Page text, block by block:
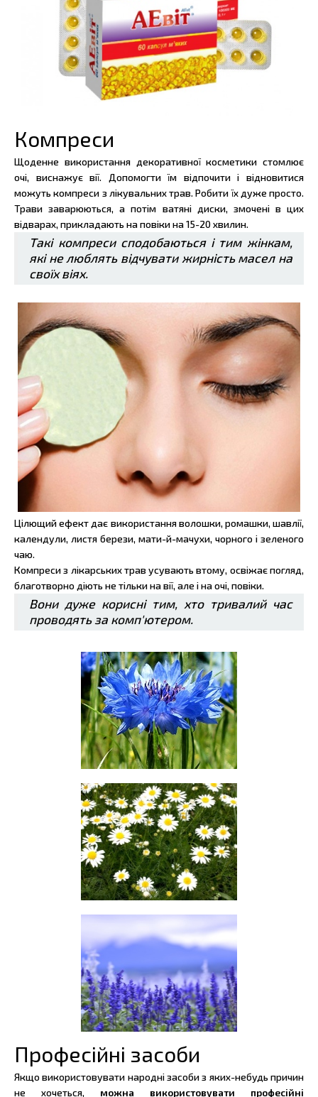
Компреси
Щоденне використання декоративної косметики стомлює
очі, виснажує вії. Допомогти їм відпочити і відновитися
можуть компреси з лікувальних трав. Робити їх дуже просто.
Трави заварюються, а потім ватяні диски, змочені в цих
відварах, прикладають на повіки на 15-20 хвилин.
Такі компреси сподобаються і тим жінкам,
які не люблять відчувати жирність масел на
своїх віях.
Цілющий ефект дає використання волошки, ромашки, шавлії,
календули, листя берези, мати-й-мачухи, чорного і зеленого
чаю.
Компреси з лікарських трав усувають втому, освіжає погляд,
благотворно діють не тільки на вії, але і на очі, повіки.
Вони дуже корисні тим, хто тривалий час
проводять за комп'ютером.
Професійні засоби
Якщо використовувати народні засоби з яких-небудь причин
не хочеться, можна використовувати професійні